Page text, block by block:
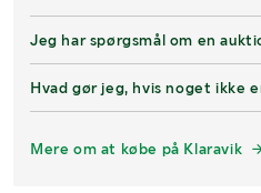
Jeg har spørgsmål om en
Hvad gør jeg, hvis noget ikke
Mere om at købe på Klaravik